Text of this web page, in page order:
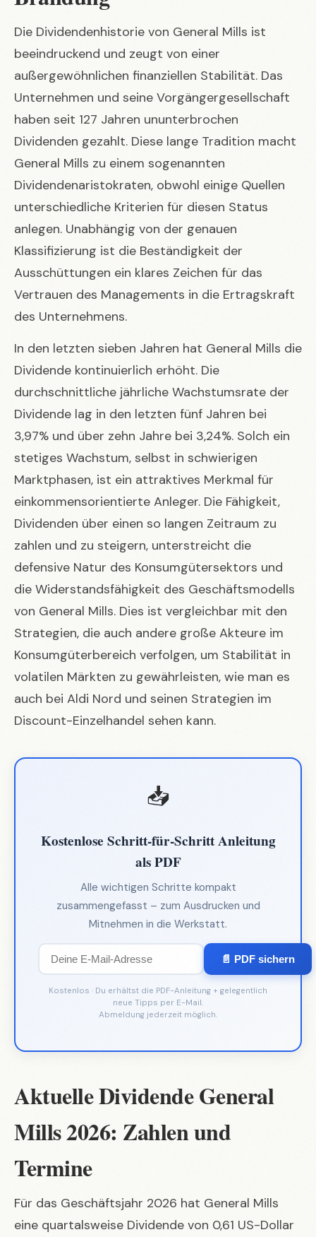
Die Dividendenhistorie von General Mills ist
beeindruckend und zeugt von einer
außergewöhnlichen finanziellen Stabilität. Das
Unternehmen und seine Vorgängergesellschaft
haben seit 127 Jahren ununterbrochen
Dividenden gezahlt. Diese lange Tradition macht
General Mills zu einem sogenannten
Dividendenaristokraten, obwohl einige Quellen
unterschiedliche Kriterien für diesen Status
anlegen. Unabhängig von der genauen
Klassifizierung ist die Beständigkeit der
Ausschüttungen ein klares Zeichen für das
Vertrauen des Managements in die Ertragskraft
des Unternehmens.
In den letzten sieben Jahren hat General Mills die
Dividende kontinuierlich erhöht. Die
durchschnittliche jährliche Wachstumsrate der
Dividende lag in den letzten fünf Jahren bei
3,97% und über zehn Jahre bei 3,24%. Solch ein
stetiges Wachstum, selbst in schwierigen
Marktphasen, ist ein attraktives Merkmal für
einkommensorientierte Anleger. Die Fähigkeit,
Dividenden über einen so langen Zeitraum zu
zahlen und zu steigern, unterstreicht die
defensive Natur des Konsumgütersektors und
die Widerstandsfähigkeit des Geschäftsmodells
von General Mills. Dies ist vergleichbar mit den
Strategien, die auch andere große Akteure im
Konsumgüterbereich verfolgen, um Stabilität in
volatilen Märkten zu gewährleisten, wie man es
auch bei Aldi Nord und seinen Strategien im
Discount-Einzelhandel sehen kann.
📥
Kostenlose Schritt-für-Schritt Anleitung
als PDF
Alle wichtigen Schritte kompakt
zusammengefasst – zum Ausdrucken und
Mitnehmen in die Werkstatt.
📄 PDF sichern
Kostenlos · Du erhältst die PDF-Anleitung + gelegentlich
neue Tipps per E-Mail.
Abmeldung jederzeit möglich.
Aktuelle Dividende General
Mills 2026: Zahlen und
Termine
Für das Geschäftsjahr 2026 hat General Mills
eine quartalsweise Dividende von 0,61 US-Dollar